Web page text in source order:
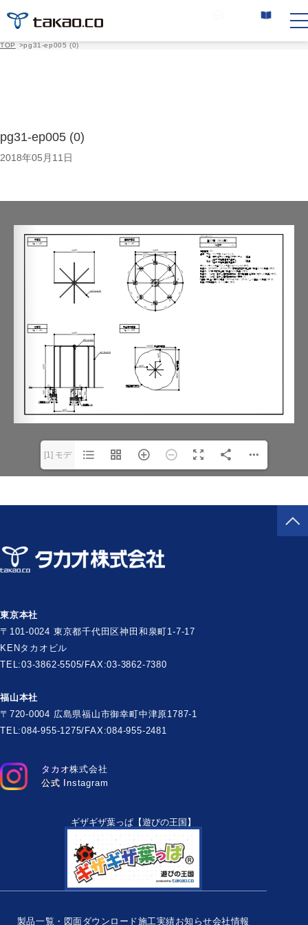
TOP >pg31-ep005 (0)
pg31-ep005 (0)
2018年05月11日
[1] モデ
タカオ株式会社
公式 Instagram
東京本社
〒101-0024 東京都千代田区神田和泉町1-7-17
KENタカオビル
TEL:03-3862-5505/FAX:03-3862-7380
福山本社
〒720-0004 広島県福山市御幸町中津原1787-1
TEL:084-955-1275/FAX:084-955-2481
ギザギザ葉っぱ【遊びの王国】
製品一覧・図面ダウンロード施工実績お知らせ会社情報